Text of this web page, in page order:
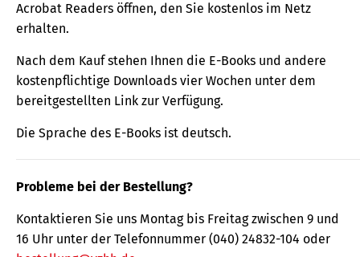
Acrobat Readers öffnen, den Sie kostenlos im Netz
erhalten.
Nach dem Kauf stehen Ihnen die E-Books und andere
kostenpflichtige Downloads vier Wochen unter dem
bereitgestellten Link zur Verfügung.
Die Sprache des E-Books ist deutsch.
Probleme bei der Bestellung?
Kontaktieren Sie uns Montag bis Freitag zwischen 9 und
16 Uhr unter der Telefonnummer (040) 24832-104 oder